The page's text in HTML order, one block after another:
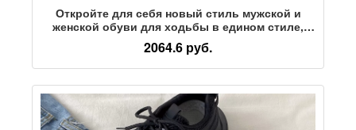
Откройте для себя новый стиль мужской и
женской обуви для ходьбы в едином стиле,
одношаговую обувь для ленивых прогулок,
мягкую подошву, удобную и универсальную
повседневную спортивную обувь
2064.6 руб.